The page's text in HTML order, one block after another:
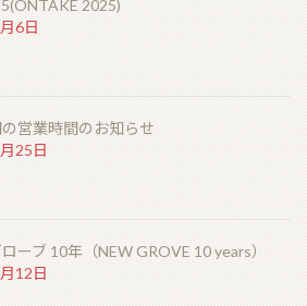
2025)
6日
営業時間のお知らせ
25日
ーブ 10年（NEW GROVE 10 years）
12日